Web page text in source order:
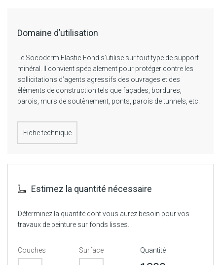
Domaine d’utilisation
Le Socoderm Elastic Fond s’utilise sur tout type de support
minéral. Il convient spécialement pour protéger contre les
sollicitations d’agents agressifs des ouvrages et des
éléments de construction tels que façades, bordures,
parois, murs de soutènement, ponts, parois de tunnels, etc.
Fiche technique
Estimez la quantité nécessaire
Déterminez la quantité dont vous aurez besoin pour vos
travaux de peinture sur fonds lisses.
Couches Surface Quantité